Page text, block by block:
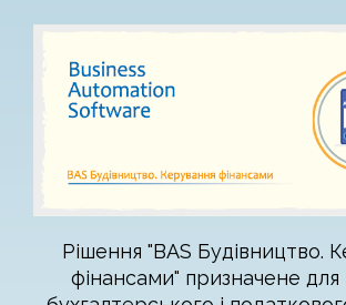
Рішення "BAS Будівництво.
фінансами" призначене